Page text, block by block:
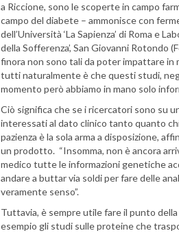
a Riccione, sono le scoperte in campo
campo del diabete – ammonisce con
dell’Università ‘La Sapienza’ di Roma e
della Sofferenza’, San Giovanni Rotondo
finora non sono tali da poter impattare in
tutti naturalmente è che questi studi,
momento però abbiamo in mano solo
Ciò significa che se i ricercatori sono su
interessati al dato clinico tanto quanto
pazienza è la sola arma a disposizione,
un prodotto. “Insomma, non è ancora
medico tutte le informazioni genetiche
andare a buttar via soldi per fare delle
veramente senso”.
Tuttavia, è sempre utile fare il punto
esempio gli studi sulle proteine che